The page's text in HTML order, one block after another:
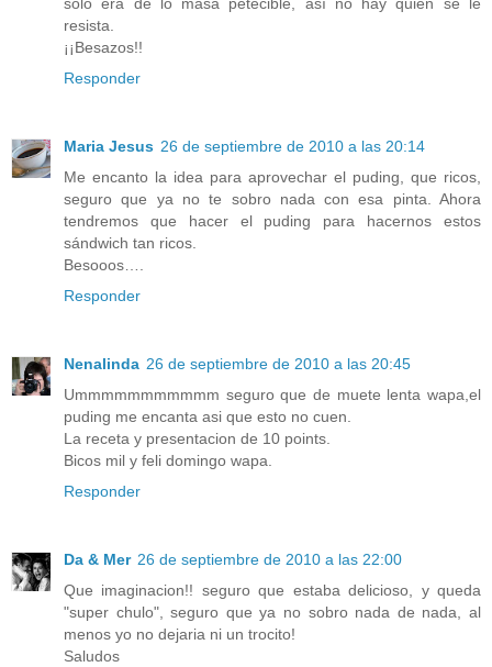
resista.
¡¡Besazos!!
Responder
Maria Jesus 26 de septiembre de 2010 a las 20:14
Me encanto la idea para aprovechar el puding, que ricos,
seguro que ya no te sobro nada con esa pinta. Ahora
tendremos que hacer el puding para hacernos estos
sándwich tan ricos.
Besooos….
Responder
Nenalinda 26 de septiembre de 2010 a las 20:45
Ummmmmmmmmmm seguro que de muete lenta wapa,el
puding me encanta asi que esto no cuen.
La receta y presentacion de 10 points.
Bicos mil y feli domingo wapa.
Responder
Da & Mer 26 de septiembre de 2010 a las 22:00
Que imaginacion!! seguro que estaba delicioso, y queda
"super chulo", seguro que ya no sobro nada de nada, al
menos yo no dejaria ni un trocito!
Saludos